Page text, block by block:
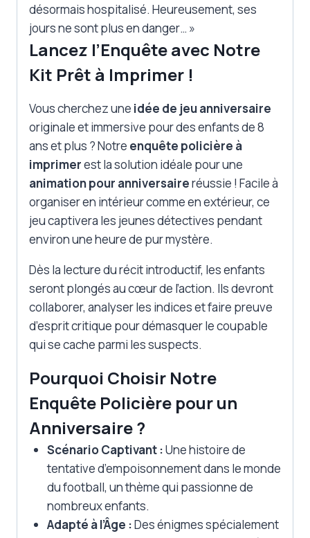
désormais hospitalisé. Heureusement, ses
jours ne sont plus en danger… »
Lancez l’Enquête avec Notre
Kit Prêt à Imprimer !
Vous cherchez une idée de jeu anniversaire
originale et immersive pour des enfants de 8
ans et plus ? Notre enquête policière à
imprimerest la solution idéale pour une
animation pour anniversaireréussie ! Facile à
organiser en intérieur comme en extérieur, ce
jeu captivera les jeunes détectives pendant
environ une heure de pur mystère.
Dès la lecture du récit introductif, les enfants
seront plongés au cœur de l’action. Ils devront
collaborer, analyser les indices et faire preuve
d’esprit critique pour démasquer le coupable
qui se cache parmi les suspects.
Pourquoi Choisir Notre
Enquête Policière pour un
Anniversaire ?
Scénario Captivant :Une histoire de
tentative d’empoisonnement dans le monde
du football, un thème qui passionne de
nombreux enfants.
Adapté à l’Âge :Des énigmes spécialement